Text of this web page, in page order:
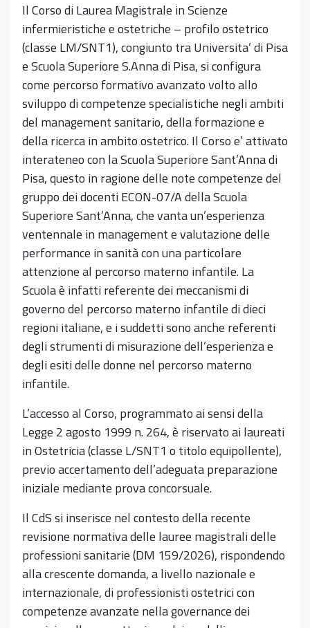
Il Corso di Laurea Magistrale in Scienze
infermieristiche e ostetriche – profilo ostetrico
(classe LM/SNT1), congiunto tra Universita’ di Pisa
e Scuola Superiore S.Anna di Pisa, si configura
come percorso formativo avanzato volto allo
sviluppo di competenze specialistiche negli ambiti
del management sanitario, della formazione e
della ricerca in ambito ostetrico. Il Corso e’ attivato
interateneo con la Scuola Superiore Sant’Anna di
Pisa, questo in ragione delle note competenze del
gruppo dei docenti ECON-07/A della Scuola
Superiore Sant’Anna, che vanta un’esperienza
ventennale in management e valutazione delle
performance in sanità con una particolare
attenzione al percorso materno infantile. La
Scuola è infatti referente dei meccanismi di
governo del percorso materno infantile di dieci
regioni italiane, e i suddetti sono anche referenti
degli strumenti di misurazione dell’esperienza e
degli esiti delle donne nel percorso materno
infantile.
L’accesso al Corso, programmato ai sensi della
Legge 2 agosto 1999 n. 264, è riservato ai laureati
in Ostetricia (classe L/SNT1 o titolo equipollente),
previo accertamento dell’adeguata preparazione
iniziale mediante prova concorsuale.
Il CdS si inserisce nel contesto della recente
revisione normativa delle lauree magistrali delle
professioni sanitarie (DM 159/2026), rispondendo
alla crescente domanda, a livello nazionale e
internazionale, di professionisti ostetrici con
competenze avanzate nella governance dei